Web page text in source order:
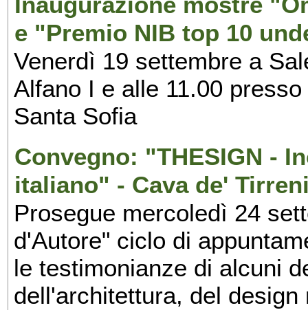
e "Premio NIB top 10
Venerdì 19 settembre a
Alfano I e alle 11.00
Santa Sofia
Convegno: "THESIGN -
italiano" - Cava de'
Prosegue mercoledì 24
d'Autore" ciclo di
le testimonianze di alcuni
dell'architettura, del